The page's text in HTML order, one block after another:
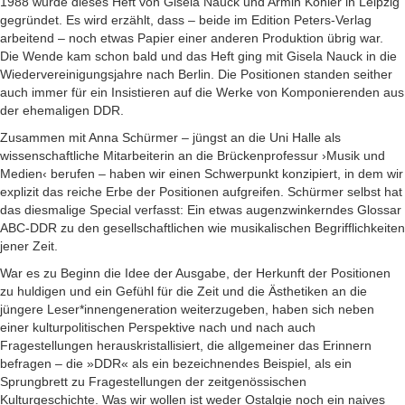
gegründet. Es wird erzählt, dass – beide im Edition Peters-Verlag
arbeitend – noch etwas Papier einer anderen Produktion übrig war.
Die Wende kam schon bald und das Heft ging mit Gisela Nauck in die
Wiedervereinigungsjahre nach Berlin. Die Positionen standen seither
auch immer für ein Insistieren auf die Werke von Komponierenden aus
der ehemaligen DDR.
Zusammen mit Anna Schürmer – jüngst an die Uni Halle als
wissenschaftliche Mitarbeiterin an die Brückenprofessur ›Musik und
Medien‹ berufen – haben wir einen Schwerpunkt konzipiert, in dem wir
explizit das reiche Erbe der Positionen aufgreifen. Schürmer selbst hat
das diesmalige Special verfasst: Ein etwas augenzwinkerndes Glossar
ABC-DDR zu den gesellschaftlichen wie musikalischen Begrifflichkeiten
jener Zeit.
War es zu Beginn die Idee der Ausgabe, der Herkunft der Positionen
zu huldigen und ein Gefühl für die Zeit und die Ästhetiken an die
jüngere Leser*innengeneration weiterzugeben, haben sich neben
einer kulturpolitischen Perspektive nach und nach auch
Fragestellungen herauskristallisiert, die allgemeiner das Erinnern
befragen – die »DDR« als ein bezeichnendes Beispiel, als ein
Sprungbrett zu Fragestellungen der zeitgenössischen
Kulturgeschichte. Was wir wollen ist weder Ostalgie noch ein naives